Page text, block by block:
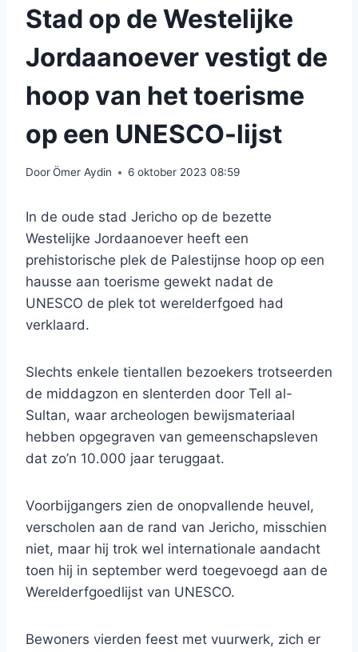
Stad op de Westelijke
Jordaanoever vestigt de
hoop van het toerisme
op een UNESCO-lijst
DoorÖmer Aydin 6 oktober 2023 08:59
In de oude stad Jericho op de bezette
Westelijke Jordaanoever heeft een
prehistorische plek de Palestijnse hoop op een
hausse aan toerisme gewekt nadat de
UNESCO de plek tot werelderfgoed had
verklaard.
Slechts enkele tientallen bezoekers trotseerden
de middagzon en slenterden door Tell al-
Sultan, waar archeologen bewijsmateriaal
hebben opgegraven van gemeenschapsleven
dat zo’n 10.000 jaar teruggaat.
Voorbijgangers zien de onopvallende heuvel,
verscholen aan de rand van Jericho, misschien
niet, maar hij trok wel internationale aandacht
toen hij in september werd toegevoegd aan de
Werelderfgoedlijst van UNESCO.
Bewoners vierden feest met vuurwerk, zich er